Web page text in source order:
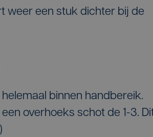
weer een stuk dichter bij de
binnen handbereik.
overhoeks schot de 1-3.
)